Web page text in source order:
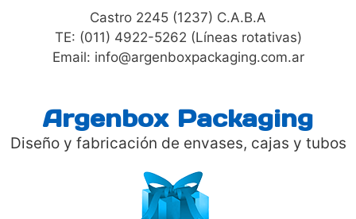
contenido
Castro 2245 (1237) C.A.B.A
TE: (011) 4922-5262 (Líneas rotativas)
Email: info@argenboxpackaging.com.ar
Argenbox Packaging
Diseño y fabricación de envases, cajas y tubos